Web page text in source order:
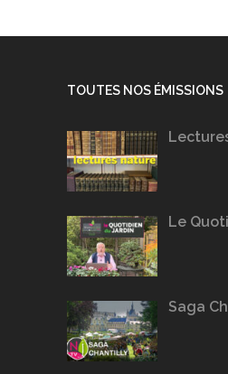
TOUTES NOS ÉMISSIONS
Le
Saga